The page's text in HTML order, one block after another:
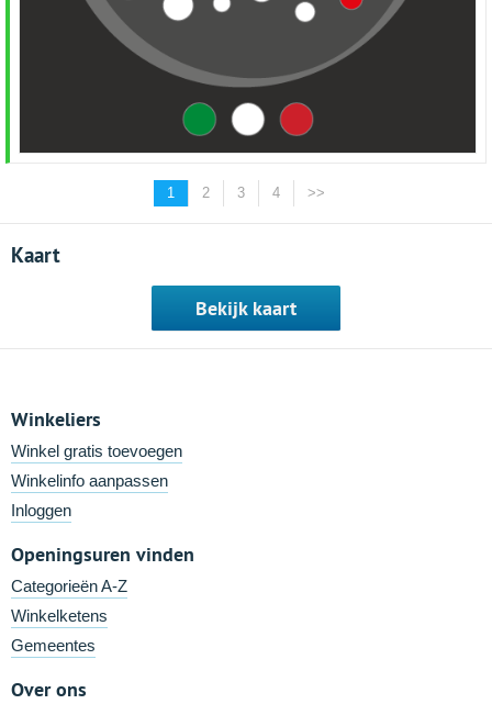
1 2 3 4 >>
Kaart
Bekijk kaart
Winkeliers
Winkel gratis toevoegen
Winkelinfo aanpassen
Inloggen
Openingsuren vinden
Categorieën A-Z
Winkelketens
Gemeentes
Over ons